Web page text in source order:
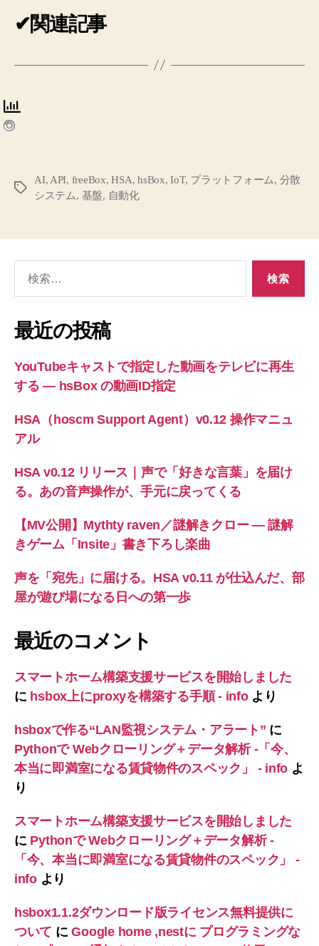
✔関連記事
タ
AI, API, freeBox,HSA,hsBox,IoT, プラットフォーム, 分散
システム, 基盤, 自動化
象:
最近の投稿
YouTubeキャストで指定した動画をテレビに再生
する ― hsBox の動画ID指定
HSA（hoscm Support Agent）v0.12 操作マニュ
アル
HSA v0.12 リリース｜声で「好きな言葉」を届け
る。あの音声操作が、手元に戻ってくる
【MV公開】Mythty raven／謎解きクロー — 謎解
きゲーム「Insite」書き下ろし楽曲
声を「宛先」に届ける。HSA v0.11 が仕込んだ、部
屋が遊び場になる日への第一歩
最近のコメント
スマートホーム構築支援サービスを開始しました
に hsbox上にproxyを構築する手順 - infoより
hsboxで作る“LAN監視システム・アラート” に
Pythonで Webクローリング＋データ解析 -「今、
本当に即満室になる賃貸物件のスペック」 - infoよ
り
スマートホーム構築支援サービスを開始しました
に Pythonで Webクローリング＋データ解析 -
「今、本当に即満室になる賃貸物件のスペック」 -
infoより
hsbox1.1.2ダウンロード版ライセンス無料提供に
ついて にGoogle home ,nestに プログラミングな